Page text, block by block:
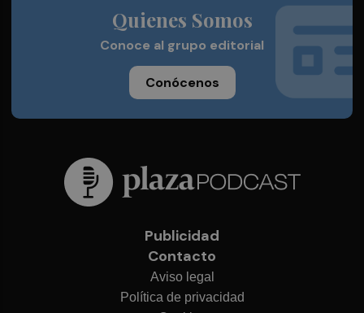
Quienes Somos
Conoce al grupo editorial
Conócenos
Publicidad
Contacto
Aviso legal
Política de privacidad